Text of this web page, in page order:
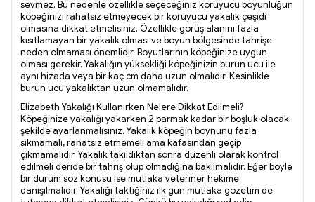
sevmez. Bu nedenle özellikle seçeceğiniz koruyucu boyunluğun
köpeğinizi rahatsız etmeyecek bir koruyucu yakalık çeşidi
olmasına dikkat etmelisiniz. Özellikle görüş alanını fazla
kısıtlamayan bir yakalık olması ve boyun bölgesinde tahrişe
neden olmaması önemlidir. Boyutlarının köpeğinize uygun
olması gerekir. Yakalığın yüksekliği köpeğinizin burun ucu ile
aynı hizada veya bir kaç cm daha uzun olmalıdır. Kesinlikle
burun ucu yakalıktan uzun olmamalıdır.
Elizabeth Yakalığı Kullanırken Nelere Dikkat Edilmeli?
Köpeğinize yakalığı yakarken 2 parmak kadar bir boşluk olacak
şekilde ayarlanmalısınız. Yakalık köpeğin boynunu fazla
sıkmamalı, rahatsız etmemeli ama kafasından geçip
çıkmamalıdır. Yakalık takıldıktan sonra düzenli olarak kontrol
edilmeli deride bir tahriş olup olmadığına bakılmalıdır. Eğer böyle
bir durum söz konusu ise mutlaka veteriner hekime
danışılmalıdır. Yakalığı taktığınız ilk gün mutlaka gözetim de